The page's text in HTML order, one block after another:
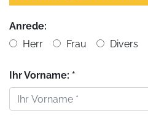
Anrede:
Herr
Frau Divers
Ihr Vorname: *